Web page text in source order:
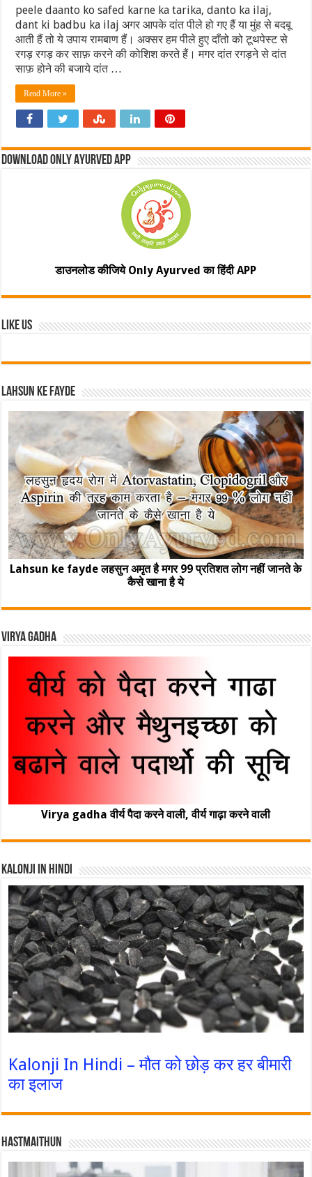
peele daanto ko safed karne ka tarika, danto ka ilaj,
dant ki badbu ka ilaj अगर आपके दांत पीले हो गए हैं या मुंह से बदबू
आती हैं तो ये उपाय रामबाण हैं। अक्सर हम पीले हुए दाँतो को टूथपेस्ट से
रगड़ रगड़ कर साफ़ करने की कोशिश करते हैं। मगर दांत रगड़ने से दांत
साफ़ होने की बजाये दांत …
Read More »
Download Only Ayurved App
डाउनलोड कीजिये Only Ayurved का हिंदी APP
Like Us
Lahsun ke fayde
Lahsun ke fayde लहसुन अमृत है मगर 99 प्रतिशत लोग नहीं जानते के
कैसे खाना है ये
Virya Gadha
Virya gadha वीर्य पैदा करने वाली, वीर्य गाढ़ा करने वाली
Kalonji In Hindi
Kalonji In Hindi – मौत को छोड़ कर हर बीमारी
का इलाज
Hastmaithun